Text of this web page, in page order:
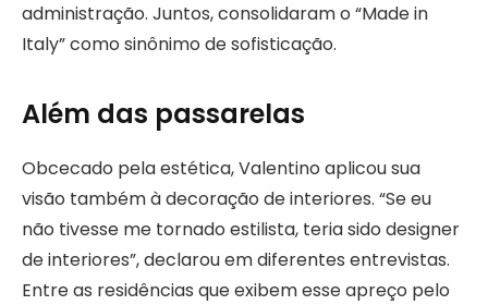
administração. Juntos, consolidaram o “Made in
Italy” como sinônimo de sofisticação.
Além das passarelas
Obcecado pela estética, Valentino aplicou sua
visão também à decoração de interiores. “Se eu
não tivesse me tornado estilista, teria sido designer
de interiores”, declarou em diferentes entrevistas.
Entre as residências que exibem esse apreço pelo